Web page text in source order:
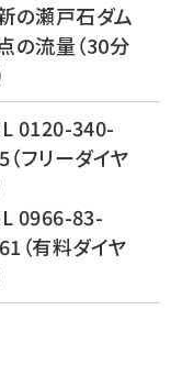
の瀬戸石ダム
の流量（30分
0120-340-
フリーダイヤ
0966-83-
（有料ダイヤ